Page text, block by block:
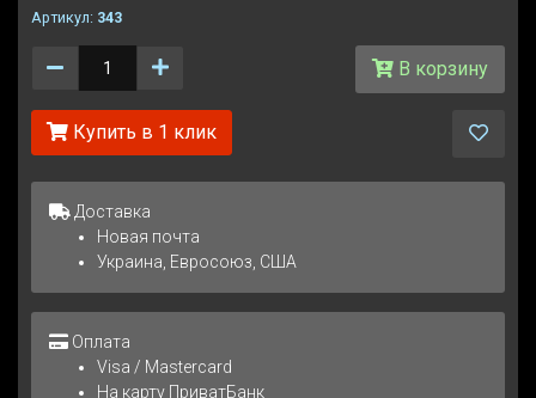
Артикул: 343
Количество
В корзину
Купить в 1 клик
Доставка
Новая почта
Украина, Евросоюз, США
Оплата
Visa / Mastercard
На карту ПриватБанк